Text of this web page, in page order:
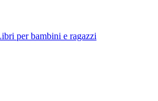
per bambini e ragazzi